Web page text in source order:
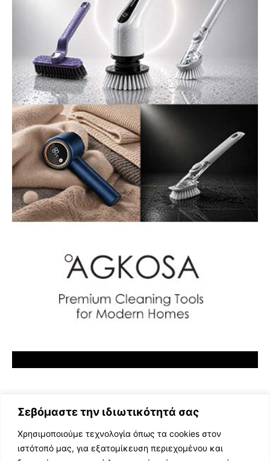
Σεβόμαστε την ιδιωτικότητά σας
Χρησιμοποιούμε τεχνολογία όπως τα cookies στον
ιστότοπό μας, για εξατομίκευση περιεχομένου και